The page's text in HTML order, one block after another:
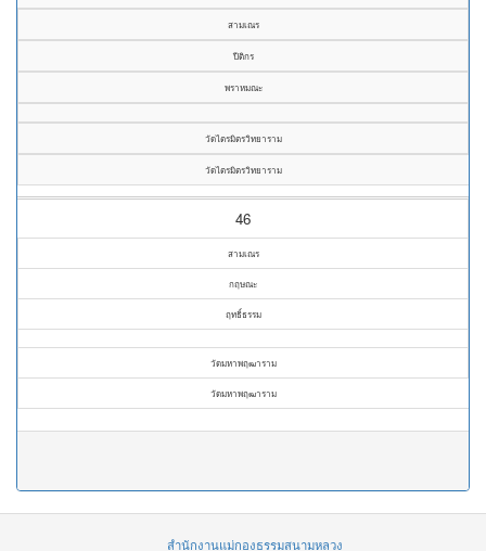
สามเณร
ปีติกร
พราหมณะ
วัดไตรมิตรวิทยาราม
วัดไตรมิตรวิทยาราม
46
สามเณร
กฤษณะ
ฤทธิ์ธรรม
วัดมหาพฤฒาราม
วัดมหาพฤฒาราม
สำนักงานแม่กองธรรมสนามหลวง